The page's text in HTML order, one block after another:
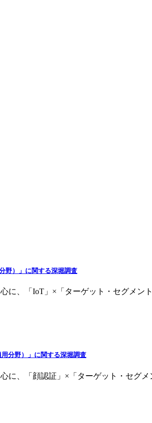
野）」に関する深堀調査
に、「IoT」×「ターゲット・セグメ
分野）」に関する深堀調査
に、「顔認証」×「ターゲット・セ